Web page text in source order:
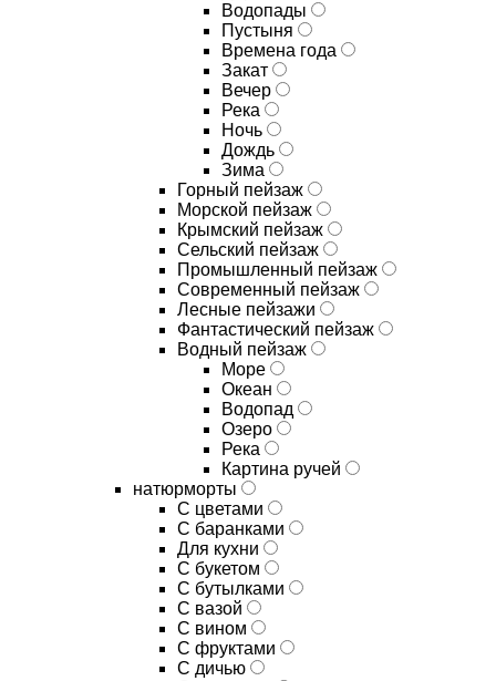
Водопады
Пустыня
Времена года
Закат
Вечер
Река
Ночь
Дождь
Зима
Горный пейзаж
Морской пейзаж
Крымский пейзаж
Сельский пейзаж
Промышленный пейзаж
Современный пейзаж
Лесные пейзажи
Фантастический пейзаж
Водный пейзаж
Море
Океан
Водопад
Озеро
Река
Картина ручей
натюрморты
С цветами
С баранками
Для кухни
C букетом
C бутылками
C вазой
C вином
C фруктами
C дичью